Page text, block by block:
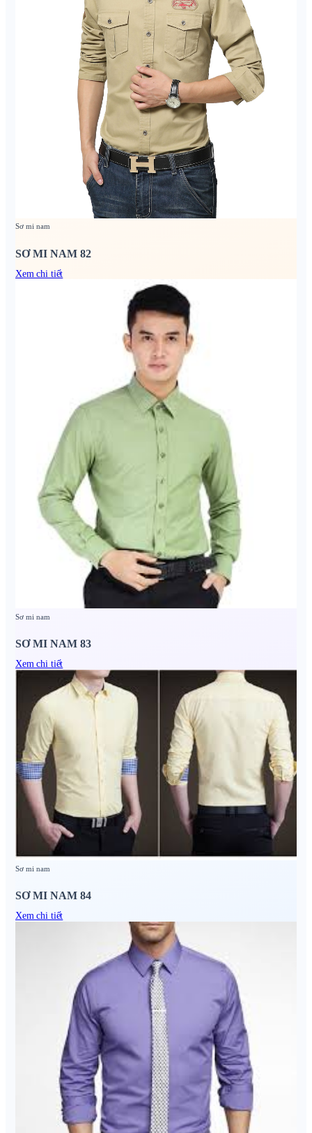
Sơ mi nam
SƠ MI NAM 82
Xem chi tiết
Sơ mi nam
SƠ MI NAM 83
Xem chi tiết
Sơ mi nam
SƠ MI NAM 84
Xem chi tiết